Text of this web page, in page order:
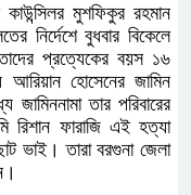
মুশফিকুর রহমান
নির্দেশে বুধবার বিকেলে
প্রত্যেকের বয়স ১৬
হোসেনের জামিন
তার পরিবারের
ফারাজি এই হত্যা
ভাই। তারা বরগুনা জেলা